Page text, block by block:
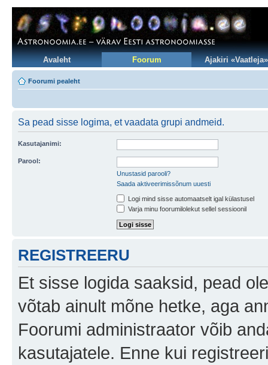
Avaleht Foorum Ajakiri «Vaatleja»
Foorumi pealeht
Sa pead sisse logima, et vaadata grupi andmeid.
Kasutajanimi:
Parool:
Unustasid parooli?
Saada aktiveerimissõnum uuesti
Logi mind sisse automaatselt igal külastusel
Varja minu foorumilolekut sellel sessioonil
REGISTREERU
Et sisse logida saaksid, pead
võtab ainult mõne hetke, aga
Foorumi administraator võib
kasutajatele. Enne kui